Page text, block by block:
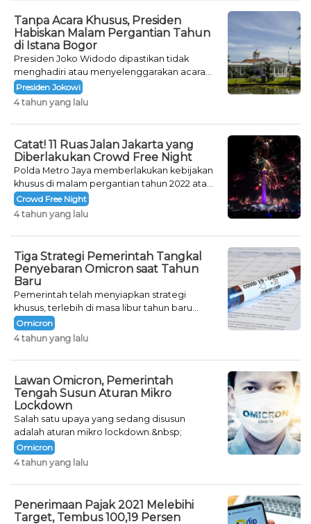
Tanpa Acara Khusus, Presiden
Habiskan Malam Pergantian Tahun
di Istana Bogor
Presiden Joko Widodo dipastikan tidak
menghadiri atau menyelenggarakan acara
khusus untuk mengisi malam pergantian
tahun.
Presiden Jokowi
4 tahun yang lalu
Catat! 11 Ruas Jalan Jakarta yang
Diberlakukan Crowd Free Night
Polda Metro Jaya memberlakukan kebijakan
khusus di malam pergantian tahun 2022 atau
Crowd Free Night selama dua hari.
Crowd Free Night
4 tahun yang lalu
Tiga Strategi Pemerintah Tangkal
Penyebaran Omicron saat Tahun
Baru
Pemerintah telah menyiapkan strategi
khusus, terlebih di masa libur tahun baru
seperti saat ini.
Omicron
4 tahun yang lalu
Lawan Omicron, Pemerintah
Tengah Susun Aturan Mikro
Lockdown
Salah satu upaya yang sedang disusun
adalah aturan mikro lockdown.&nbsp;
Omicron
4 tahun yang lalu
Penerimaan Pajak 2021 Melebihi
Target, Tembus 100,19 Persen